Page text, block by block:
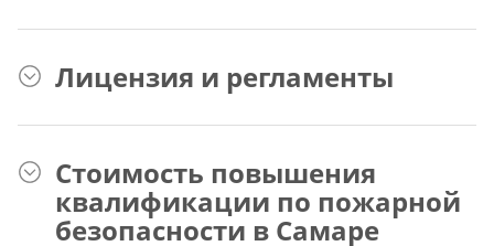
Лицензия и регламенты
Стоимость повышения
квалификации по пожарной
безопасности в Самаре